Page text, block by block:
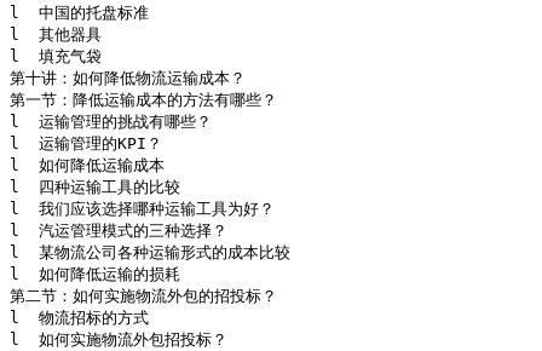
l  中国的托盘标准
l  其他器具
l  填充气袋
第十讲：如何降低物流运输成本？
第一节：降低运输成本的方法有哪些？
l  运输管理的挑战有哪些？
l  运输管理的KPI？
l  如何降低运输成本
l  四种运输工具的比较
l  我们应该选择哪种运输工具为好？
l  汽运管理模式的三种选择？
l  某物流公司各种运输形式的成本比较
l  如何降低运输的损耗
第二节：如何实施物流外包的招投标？
l  物流招标的方式
l  如何实施物流外包招投标？